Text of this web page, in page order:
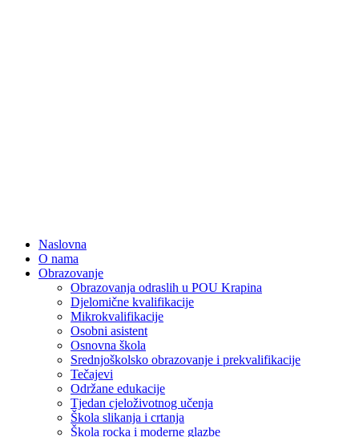
Naslovna
O nama
Obrazovanje
Obrazovanja odraslih u POU Krapina
Djelomične kvalifikacije
Mikrokvalifikacije
Osobni asistent
Osnovna škola
Srednjoškolsko obrazovanje i prekvalifikacije
Tečajevi
Održane edukacije
Tjedan cjeloživotnog učenja
Škola slikanja i crtanja
Škola rocka i moderne glazbe